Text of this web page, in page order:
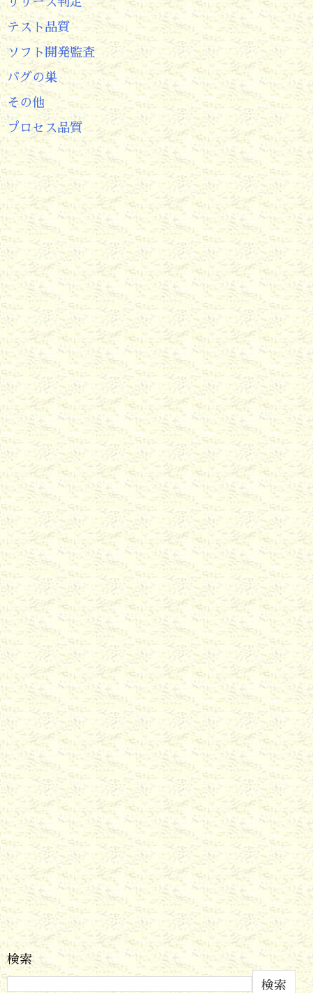
テスト品質
ソフト開発監査
バグの巣
その他
プロセス品質
検索
検索